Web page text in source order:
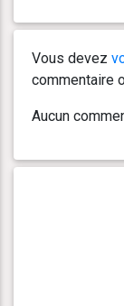
Vous devez
commentaire
Aucun